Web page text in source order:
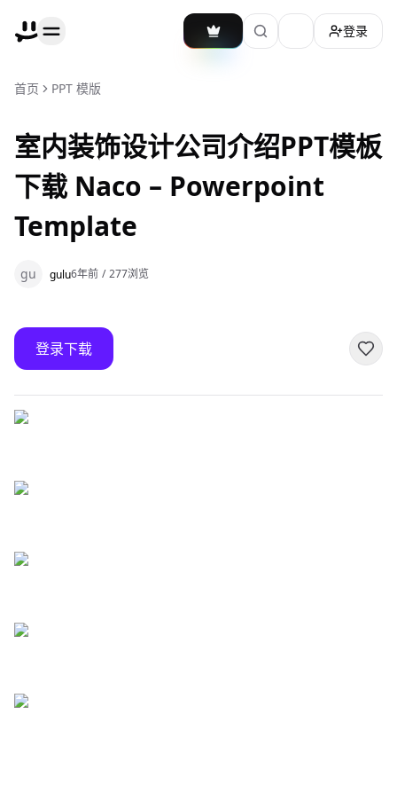
加载主题切换
登录
首页 PPT 模版
室内装饰设计公司介绍PPT模板
下载 Naco – Powerpoint
Template
gu gulu6年前 / 277浏览
登录下载